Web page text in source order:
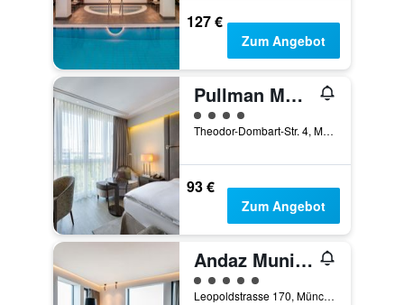
127 €
Zum Angebot
Pullman Munich
Bewertungskategorie 4
Theodor-Dombart-Str. 4, München, Bayern, Deutschland
93 €
Zum Angebot
Andaz Munich Schwabinger Tor - a concept by Hyatt
Bewertungskategorie 5
Leopoldstrasse 170, München, Bayern, Deutschland